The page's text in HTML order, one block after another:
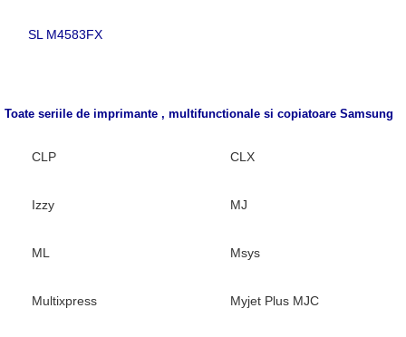
SL M4583FX
Toate seriile de imprimante , multifunctionale si copiatoare Samsung
CLP CLX
Izzy MJ
ML Msys
Multixpress Myjet Plus MJC